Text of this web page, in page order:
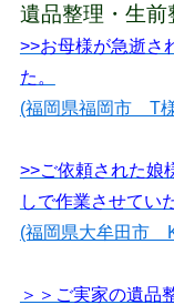
遺品整理・生
>>お母様が急逝さ
た。
(福岡県福岡市 T
>>ご依頼された娘
しで作業させてい
(福岡県大牟田市
＞＞ご実家の遺品